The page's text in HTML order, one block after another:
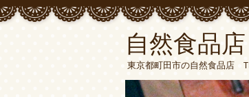
自然食品
東京都町田市の自然食品店